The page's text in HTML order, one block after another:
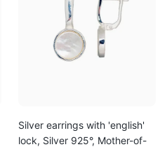
Silver earrings with 'english'
lock, Silver 925°, Mother-of-